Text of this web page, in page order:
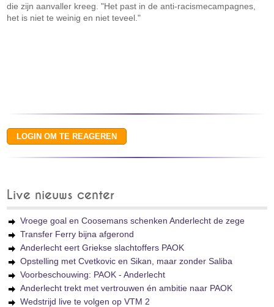
die zijn aanvaller kreeg. "Het past in de anti-racismecampagnes,
het is niet te weinig en niet teveel."
Live nieuws center
Vroege goal en Coosemans schenken Anderlecht de zege
Transfer Ferry bijna afgerond
Anderlecht eert Griekse slachtoffers PAOK
Opstelling met Cvetkovic en Sikan, maar zonder Saliba
Voorbeschouwing: PAOK - Anderlecht
Anderlecht trekt met vertrouwen én ambitie naar PAOK
Wedstrijd live te volgen op VTM 2